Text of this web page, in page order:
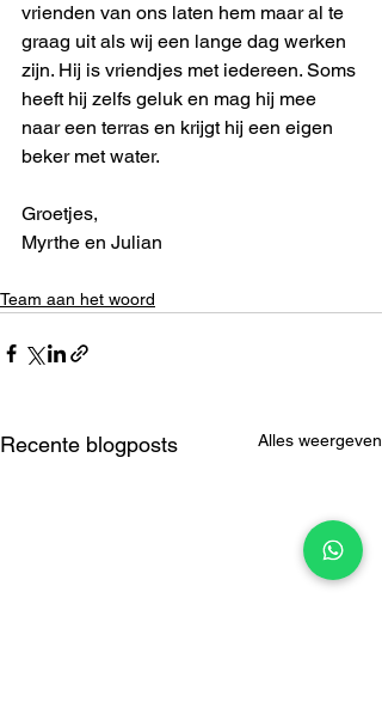
vrienden van ons laten hem maar al te
graag uit als wij een lange dag werken
zijn. Hij is vriendjes met iedereen. Soms
heeft hij zelfs geluk en mag hij mee
naar een terras en krijgt hij een eigen
beker met water.
Groetjes,
Myrthe en Julian
Team aan het woord
Recente blogposts Alles weergeven